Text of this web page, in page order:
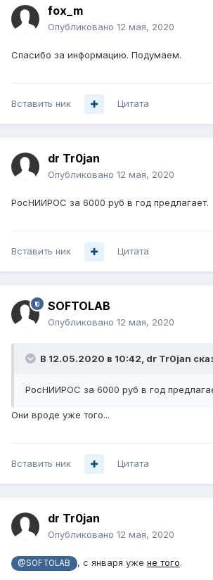
fox_m
Опубликовано 12 мая, 2020
Спасибо за информацию. Подумаем.
Вставить ник Цитата
dr Tr0jan
Опубликовано 12 мая, 2020
РосНИИРОС за 6000 руб в год предлагает.
Вставить ник Цитата
SOFTOLAB
Опубликовано 12 мая, 2020
В 12.05.2020 в 10:42, dr Tr0jan
РосНИИРОС за 6000 руб в год
Они вроде уже того...
Вставить ник Цитата
dr Tr0jan
Опубликовано 12 мая, 2020
@SOFTOLAB , с января уже не того.